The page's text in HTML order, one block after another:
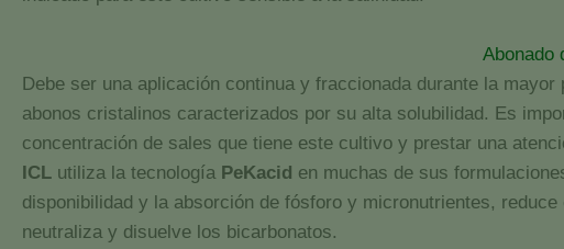
Abonado
Debe ser una aplicación continua y fraccionada durante la
abonos cristalinos caracterizados por su alta solubilidad. Es
concentración de sales que tiene este cultivo y prestar una
ICL utiliza la tecnología PeKacid en muchas de sus
disponibilidad y la absorción de fósforo y micronutrientes,
neutraliza y disuelve los bicarbonatos.